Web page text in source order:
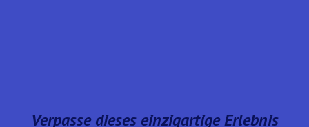
Verpasse dieses einzigartige Erlebnis